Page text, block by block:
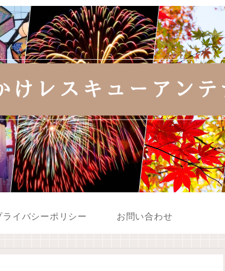
ライバシーポリシー お問い合わせ